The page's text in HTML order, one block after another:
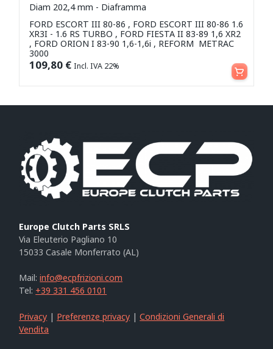
Diam 202,4 mm - Diaframma
FORD ESCORT III 80-86 , FORD ESCORT III 80-86 1.6
XR3I - 1.6 RS TURBO , FORD FIESTA II 83-89 1,6 XR2
, FORD ORION I 83-90 1,6-1,6i , REFORM METRAC
3000
109,80 € Incl. IVA 22% Aggiungi al carrello
Europe Clutch Parts SRLS
Via Eleuterio Pagliano 10
15033 Casale Monferrato (AL)
Mail:info@ecpfrizioni.com
Tel: +39 331 456 0101
Privacy | Preferenze privacy |Condizioni Generali di
Vendita